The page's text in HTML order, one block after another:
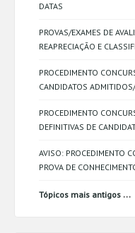
DATAS
PROVAS/EXAMES DE
REAPRECIAÇÃO E
PROCEDIMENTO
CANDIDATOS
PROCEDIMENTO
DEFINITIVAS DE
AVISO: PROCEDIMENTO
PROVA DE
Tópicos mais antigos ...